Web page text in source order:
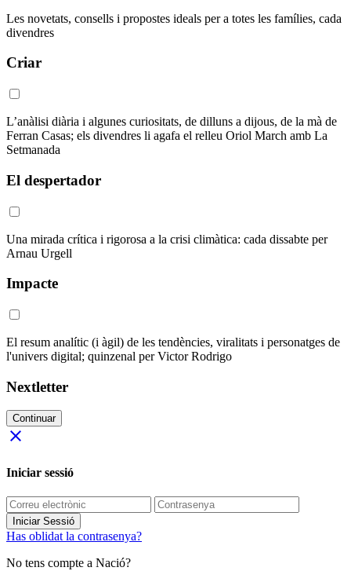
Les novetats, consells i propostes ideals per a totes les famílies, cada
divendres
Criar
L’anàlisi diària i algunes curiositats, de dilluns a dijous, de la mà de
Ferran Casas; els divendres li agafa el relleu Oriol March amb La
Setmanada
El despertador
Una mirada crítica i rigorosa a la crisi climàtica: cada dissabte per
Arnau Urgell
Impacte
El resum analític (i àgil) de les tendències, viralitats i personatges de
l'univers digital; quinzenal per Victor Rodrigo
Nextletter
Continuar
close
Iniciar sessió
Iniciar Sessió
Has oblidat la contrasenya?
No tens compte a Nació?